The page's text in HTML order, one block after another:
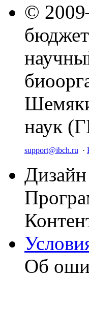
©
наук
support@ibch.ru ·
Об